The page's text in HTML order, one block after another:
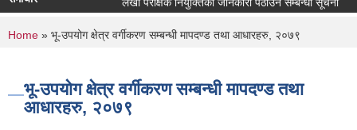
लेखा परीक्षक नियुक्तिको जानकारी पठाउने सम्बन्धी सूचना
You are here
Home » भू-उपयोग क्षेत्र वर्गीकरण सम्बन्धी मापदण्ड तथा आधारहरु, २०७९
भू-उपयोग क्षेत्र वर्गीकरण सम्बन्धी मापदण्ड तथा
आधारहरु, २०७९